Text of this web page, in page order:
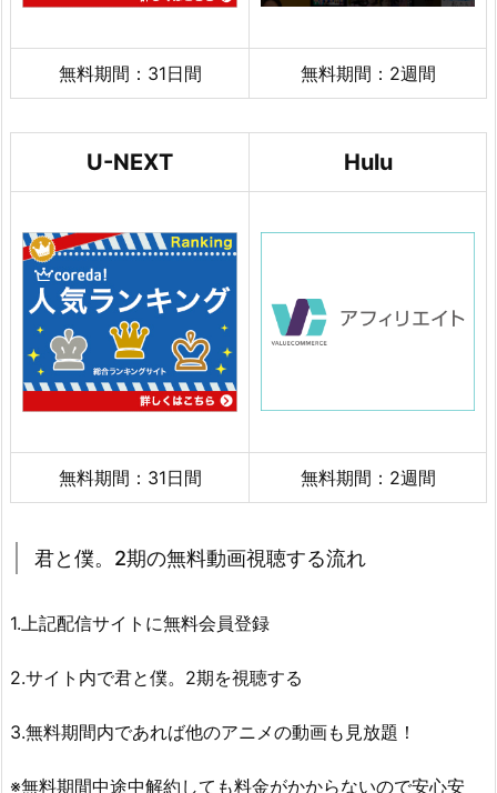
無料期間：31日間 無料期間：2週間
U-NEXT Hulu
無料期間：31日間 無料期間：2週間
君と僕。2期の無料動画視聴する流れ
1.上記配信サイトに無料会員登録
2.サイト内で君と僕。2期を視聴する
3.無料期間内であれば他のアニメの動画も見放題！
※無料期間中途中解約しても料金がかからないので安心安